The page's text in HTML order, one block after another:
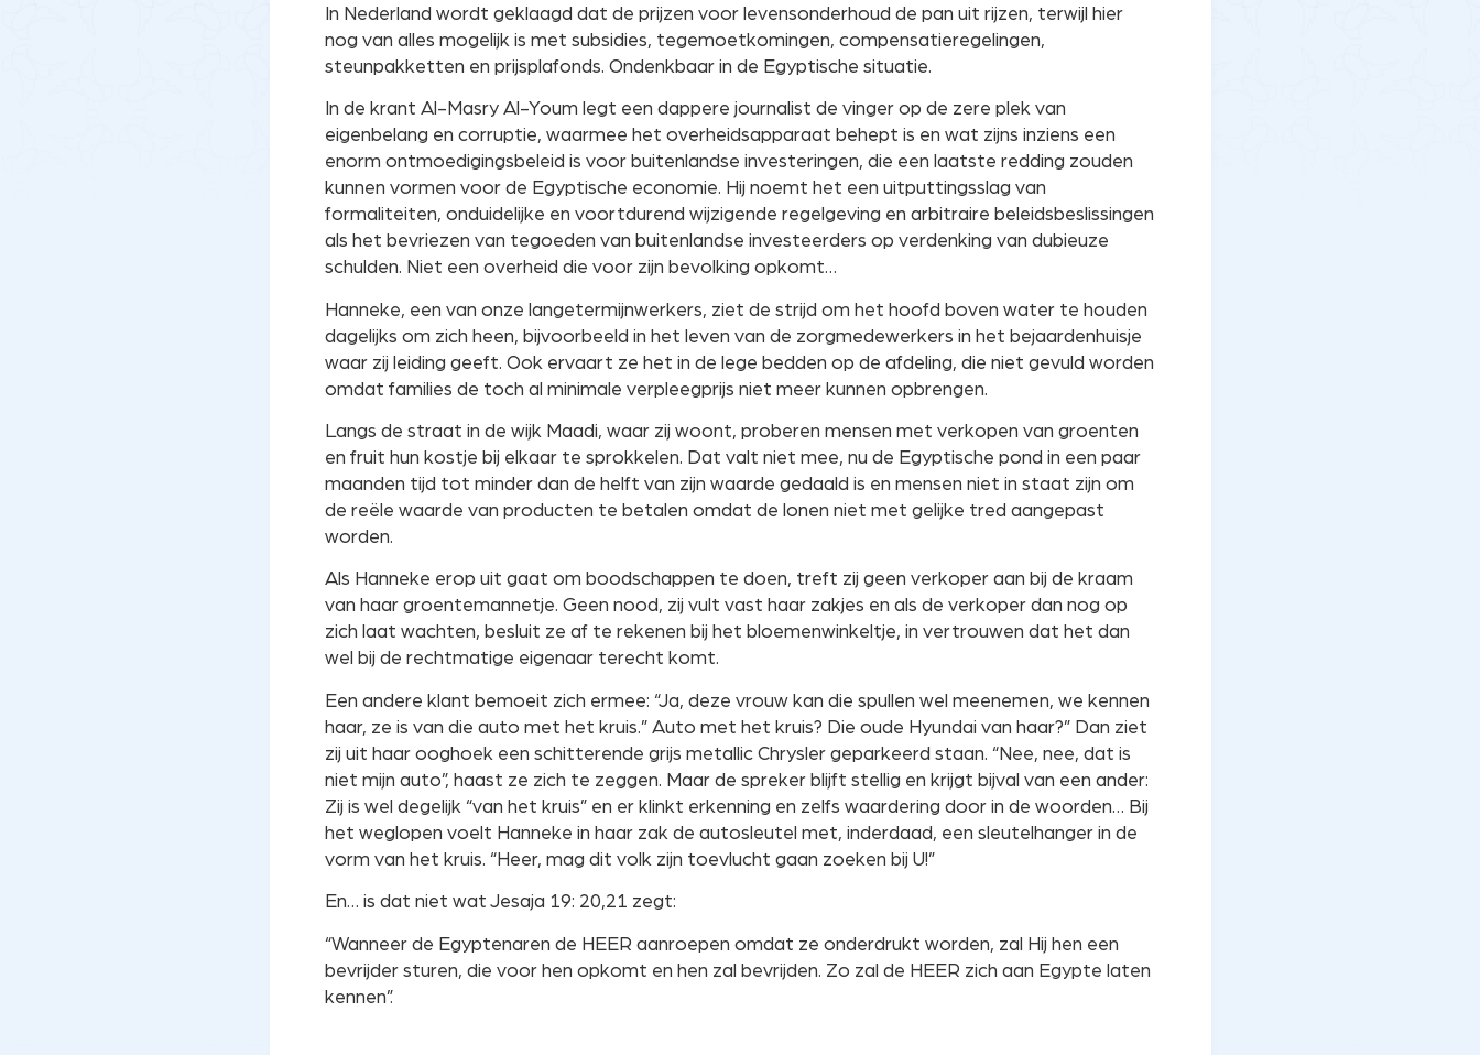
In Nederland wordt geklaagd dat de prijzen voor levensonderhoud de pan uit rijzen, terwijl hier
nog van alles mogelijk is met subsidies, tegemoetkomingen, compensatieregelingen,
steunpakketten en prijsplafonds. Ondenkbaar in de Egyptische situatie.
In de krant Al-Masry Al-Youm legt een dappere journalist de vinger op de zere plek van
eigenbelang en corruptie, waarmee het overheidsapparaat behept is en wat zijns inziens een
enorm ontmoedigingsbeleid is voor buitenlandse investeringen, die een laatste redding zouden
kunnen vormen voor de Egyptische economie. Hij noemt het een uitputtingsslag van
formaliteiten, onduidelijke en voortdurend wijzigende regelgeving en arbitraire beleidsbeslissingen
als het bevriezen van tegoeden van buitenlandse investeerders op verdenking van dubieuze
schulden. Niet een overheid die voor zijn bevolking opkomt…
Hanneke, een van onze langetermijnwerkers, ziet de strijd om het hoofd boven water te houden
dagelijks om zich heen, bijvoorbeeld in het leven van de zorgmedewerkers in het bejaardenhuisje
waar zij leiding geeft. Ook ervaart ze het in de lege bedden op de afdeling, die niet gevuld worden
omdat families de toch al minimale verpleegprijs niet meer kunnen opbrengen.
Langs de straat in de wijk Maadi, waar zij woont, proberen mensen met verkopen van groenten
en fruit hun kostje bij elkaar te sprokkelen. Dat valt niet mee, nu de Egyptische pond in een paar
maanden tijd tot minder dan de helft van zijn waarde gedaald is en mensen niet in staat zijn om
de reële waarde van producten te betalen omdat de lonen niet met gelijke tred aangepast
worden.
Als Hanneke erop uit gaat om boodschappen te doen, treft zij geen verkoper aan bij de kraam
van haar groentemannetje. Geen nood, zij vult vast haar zakjes en als de verkoper dan nog op
zich laat wachten, besluit ze af te rekenen bij het bloemenwinkeltje, in vertrouwen dat het dan
wel bij de rechtmatige eigenaar terecht komt.
Een andere klant bemoeit zich ermee: “Ja, deze vrouw kan die spullen wel meenemen, we kennen
haar, ze is van die auto met het kruis.” Auto met het kruis? Die oude Hyundai van haar?” Dan ziet
zij uit haar ooghoek een schitterende grijs metallic Chrysler geparkeerd staan. “Nee, nee, dat is
niet mijn auto”, haast ze zich te zeggen. Maar de spreker blijft stellig en krijgt bijval van een ander:
Zij is wel degelijk “van het kruis” en er klinkt erkenning en zelfs waardering door in de woorden… Bij
het weglopen voelt Hanneke in haar zak de autosleutel met, inderdaad, een sleutelhanger in de
vorm van het kruis. “Heer, mag dit volk zijn toevlucht gaan zoeken bij U!”
En… is dat niet wat Jesaja 19: 20,21 zegt:
“Wanneer de Egyptenaren de HEER aanroepen omdat ze onderdrukt worden, zal Hij hen een
bevrijder sturen, die voor hen opkomt en hen zal bevrijden. Zo zal de HEER zich aan Egypte laten
kennen”.